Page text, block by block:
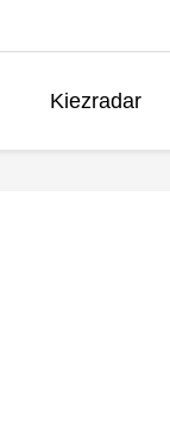
Kiezradar